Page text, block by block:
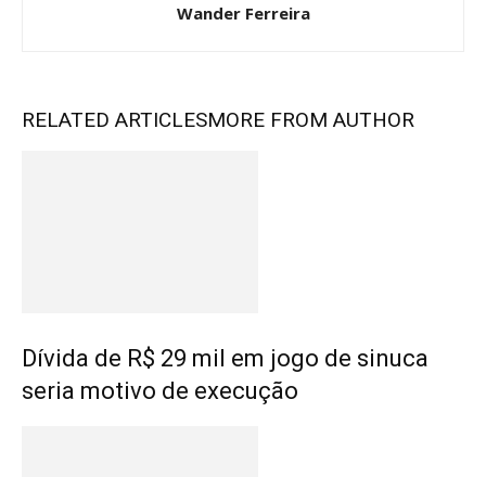
Wander Ferreira
RELATED ARTICLESMORE FROM AUTHOR
Dívida de R$ 29 mil em jogo de sinuca
seria motivo de execução